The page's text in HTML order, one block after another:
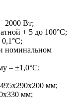
2000 Вт;
+ 5 до 100°С;
0,1°С;
номинальном
– ±1,0°С;
мм;
мм;